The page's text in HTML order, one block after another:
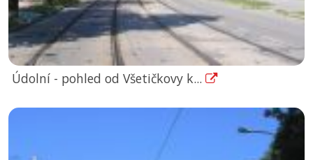
Údolní - pohled od Všetičkovy k...